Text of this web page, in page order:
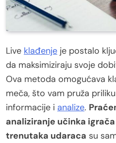
Live klađenje je postalo
da maksimiziraju svoje
Ova metoda omogućava
meča, što vam pruža
informacije i analize.
analiziranje učinka igrača
trenutaka udaraca su